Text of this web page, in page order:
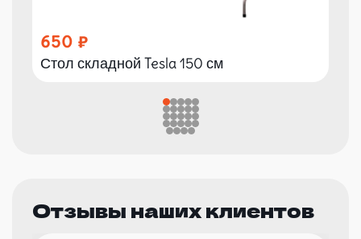
650
Стол складной Tesla 150 см
Отзывы наших клиентов